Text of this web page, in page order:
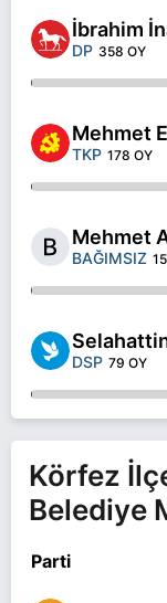
İbrahim
DP 358 OY
Mehmet
TKP 178 OY
Mehmet
BAĞIMSIZ
DSP 79 OY
Körfez
Belediye
Parti